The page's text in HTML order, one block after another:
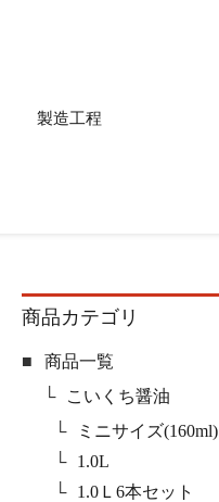
製造工程
商品カテゴリ
商品一覧
こいくち醤油
ミニサイズ(160ml)
1.0L
1.0Ｌ6本セット